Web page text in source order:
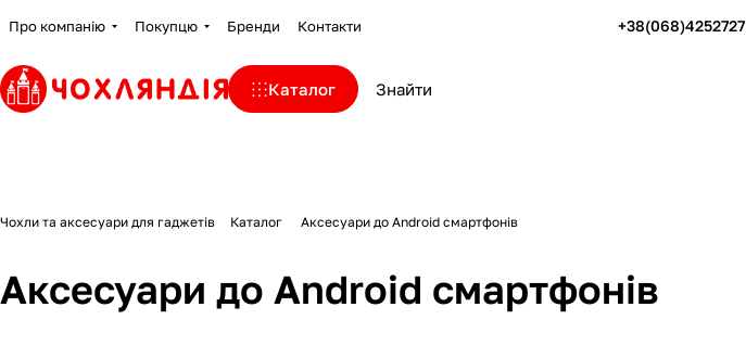
Про компанію Покупцю Бренди Контакти +38(068)4252727
Каталог
Чохли та аксесуари для гаджетів Каталог Аксесуари до Android смартфонів
Аксесуари до Android смартфонів